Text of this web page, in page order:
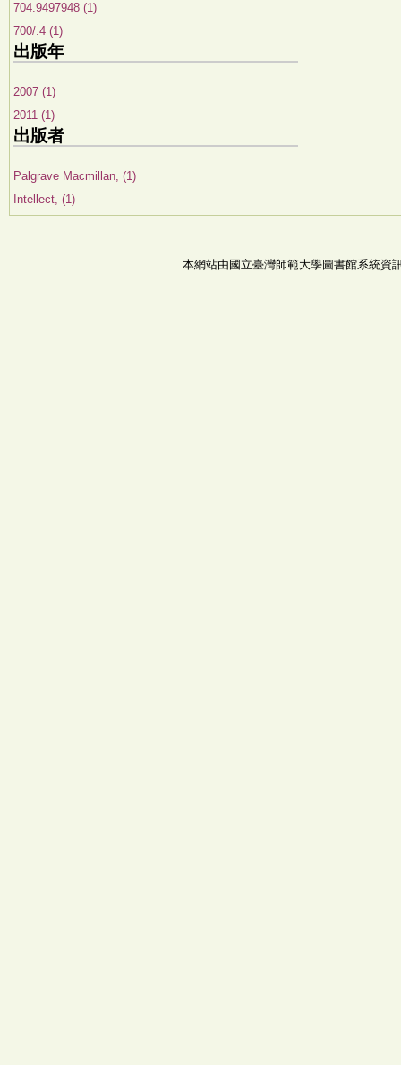
704.9497948 (1)
700/.4 (1)
出版年
2007 (1)
2011 (1)
出版者
Palgrave Macmillan, (1)
Intellect, (1)
本網站由國立臺灣師範大學圖書館系統資